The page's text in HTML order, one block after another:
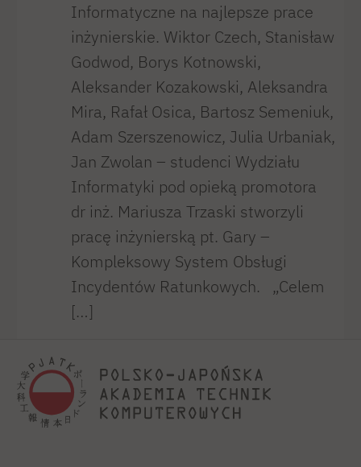
Informatyczne na najlepsze prace
inżynierskie. Wiktor Czech, Stanisław
Godwod, Borys Kotnowski,
Aleksander Kozakowski, Aleksandra
Mira, Rafał Osica, Bartosz Semeniuk,
Adam Szerszenowicz, Julia Urbaniak,
Jan Zwolan – studenci Wydziału
Informatyki pod opieką promotora
dr inż. Mariusza Trzaski stworzyli
pracę inżynierską pt. Gary –
Kompleksowy System Obsługi
Incydentów Ratunkowych. „Celem
[…]